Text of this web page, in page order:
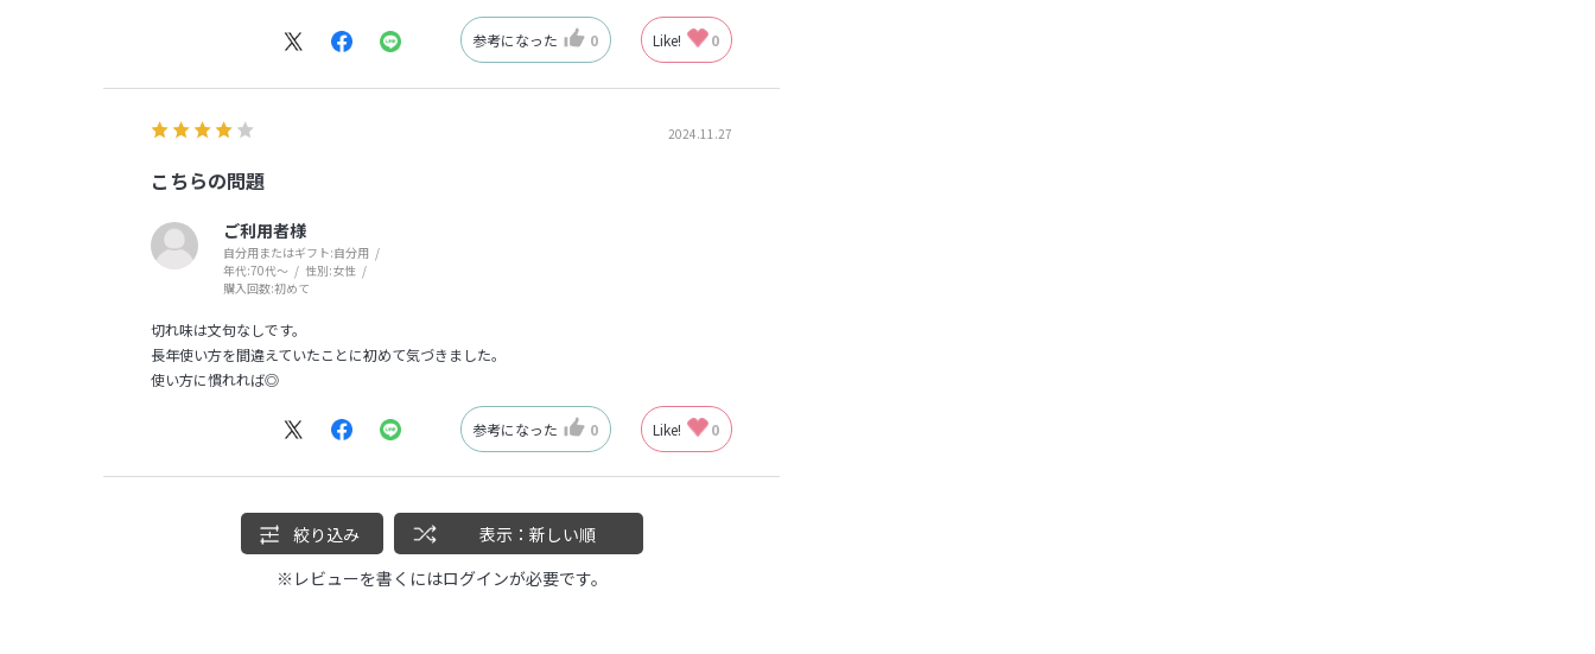
参考になった 0 Like! 0
2024.11.27
こちらの問題
ご利用者様
自分用またはギフト:自分用
年代:70代～ 性別:女性
購入回数:初めて
切れ味は文句なしです。
長年使い方を間違えていたことに初めて気づきました。
使い方に慣れれば◎
参考になった 0 Like! 0
絞り込み
表示：新しい順
※レビューを書くにはログインが必要です。